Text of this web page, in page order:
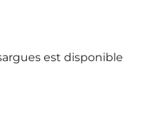
est disponible